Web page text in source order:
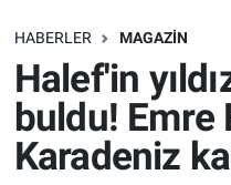
HABERLER MAGAZIN
Halef'in
buldu! Emre
Karadeniz
SAĞLIK
EKONOMİ
EĞİTİM